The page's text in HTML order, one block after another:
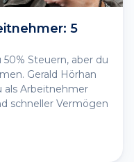
5
Steuern, aber du
Gerald Hörhan
als Arbeitnehmer
schneller Vermögen